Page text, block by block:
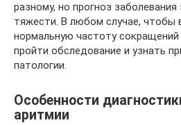
разному, но прогноз
тяжести. В любом случае, чтобы
нормальную частоту
пройти обследование и узнать
патологии.
Особенности
аритмии